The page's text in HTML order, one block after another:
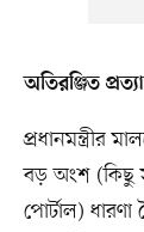
অতিরঞ্জিত
প্রধানমন্ত্রীর
বড় অংশ (কিছু
পোর্টাল)